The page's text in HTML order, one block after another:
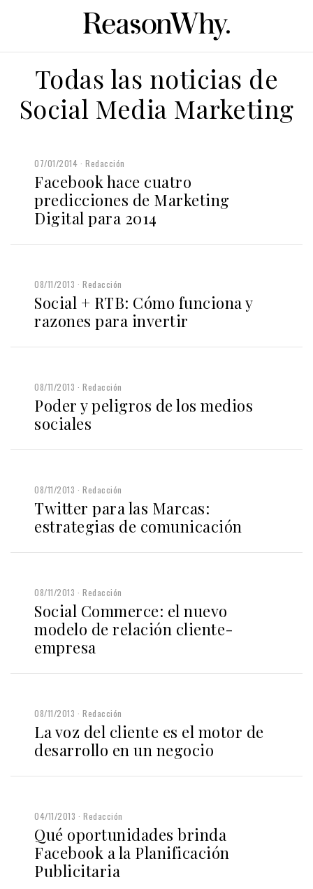
Todas las noticias de
Social Media Marketing
07/01/2014 Redacción
Facebook hace cuatro
predicciones de Marketing
Digital para 2014
08/11/2013 Redacción
Social + RTB: Cómo funciona y
razones para invertir
08/11/2013 Redacción
Poder y peligros de los medios
sociales
08/11/2013 Redacción
Twitter para las Marcas:
estrategias de comunicación
08/11/2013 Redacción
Social Commerce: el nuevo
modelo de relación cliente-
empresa
08/11/2013 Redacción
La voz del cliente es el motor de
desarrollo en un negocio
04/11/2013 Redacción
Qué oportunidades brinda
Facebook a la Planificación
Publicitaria